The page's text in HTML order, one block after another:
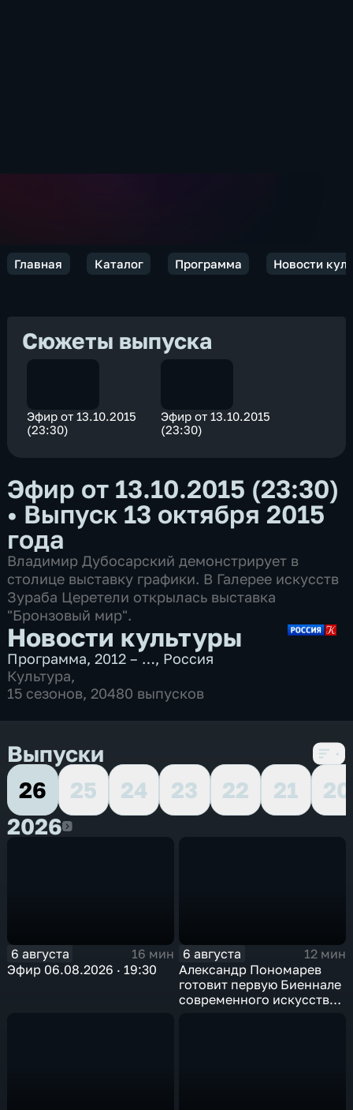
Главная Каталог Программа Новости
Сюжеты выпуска
Эфир от 13.10.2015
(23:30)
Эфир от 13.10.2015
(23:30)
Эфир от 13.10.2015 (23:30)
• Выпуск 13 октября 2015
года
Владимир Дубосарский демонстрирует в
столице выставку графики. В Галерее искусств
Зураба Церетели открылась выставка
"Бронзовый мир".
Новости культуры
Программа,2012 – …, Россия
Культура,
15 сезонов, 20480 выпусков
Выпуски
26
25 24 23 22 21
20
20262026
6 августа
16 мин
Эфир 06.08.2026 · 19:30
6 августа
12 мин
Александр Пономарев
готовит первую Биеннале
современного искусства